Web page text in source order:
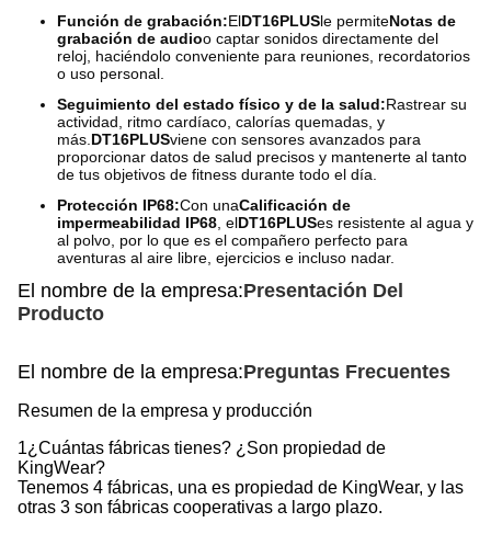
Función de grabación:ElDT16PLUSle permiteNotas de
grabación de audioo captar sonidos directamente del
reloj, haciéndolo conveniente para reuniones, recordatorios
o uso personal.
Seguimiento del estado físico y de la salud:Rastrear su
actividad, ritmo cardíaco, calorías quemadas, y
más. DT16PLUSviene con sensores avanzados para
proporcionar datos de salud precisos y mantenerte al tanto
de tus objetivos de fitness durante todo el día.
Protección IP68:Con unaCalificación de
impermeabilidad IP68 , elDT16PLUSes resistente al agua y
al polvo, por lo que es el compañero perfecto para
aventuras al aire libre, ejercicios e incluso nadar.
El nombre de la empresa:Presentación Del
Producto
El nombre de la empresa:Preguntas Frecuentes
Resumen de la empresa y producción
1¿Cuántas fábricas tienes? ¿Son propiedad de
KingWear?
Tenemos 4 fábricas, una es propiedad de KingWear, y las
otras 3 son fábricas cooperativas a largo plazo.